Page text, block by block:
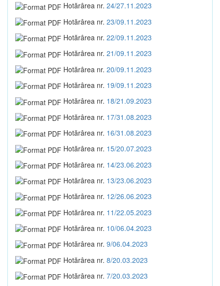
Hotărârea nr. 24/27.11.2023
Hotărârea nr. 23/09.11.2023
Hotărârea nr. 22/09.11.2023
Hotărârea nr. 21/09.11.2023
Hotărârea nr. 20/09.11.2023
Hotărârea nr. 19/09.11.2023
Hotărârea nr. 18/21.09.2023
Hotărârea nr. 17/31.08.2023
Hotărârea nr. 16/31.08.2023
Hotărârea nr. 15/20.07.2023
Hotărârea nr. 14/23.06.2023
Hotărârea nr. 13/23.06.2023
Hotărârea nr. 12/26.06.2023
Hotărârea nr. 11/22.05.2023
Hotărârea nr. 10/06.04.2023
Hotărârea nr. 9/06.04.2023
Hotărârea nr. 8/20.03.2023
Hotărârea nr. 7/20.03.2023